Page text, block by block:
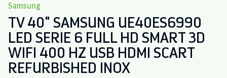
Samsung
TV 40" SAMSUNG UE40ES6990
LED SERIE 6 FULL HD SMART 3D
WIFI 400 HZ USB HDMI SCART
REFURBISHED INOX